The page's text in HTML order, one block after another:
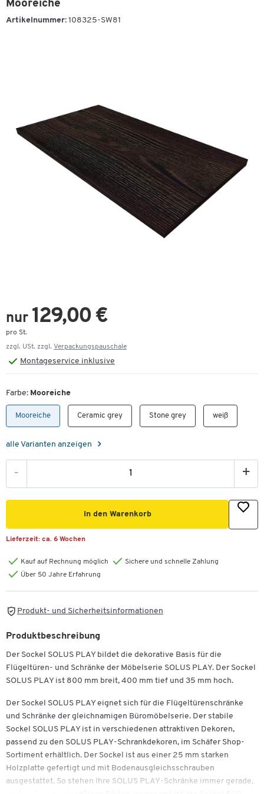
Mooreiche
Artikelnummer: 108325-SW81
nur 129,00 €
pro St.
zzgl. USt. zzgl. Verpackungspauschale
Montageservice inklusive
Farbe: Mooreiche
Mooreiche Ceramic grey Stone grey weiß
alle Varianten anzeigen
- +
In den Warenkorb
Lieferzeit: ca. 6 Wochen
Kauf auf Rechnung möglich
Sichere und schnelle Zahlung
Über 50 Jahre Erfahrung
Produkt- und Sicherheitsinformationen
Produktbeschreibung
Der Sockel SOLUS PLAY bildet die dekorative Basis für die
Flügeltüren- und Schränke der Möbelserie SOLUS PLAY. Der Sockel
SOLUS PLAY ist 800 mm breit, 400 mm tief und 35 mm hoch.
Der Sockel SOLUS PLAY eignet sich für die Flügeltürenschränke
und Schränke der gleichnamigen Büromöbelserie. Der stabile
Sockel SOLUS PLAY ist in verschiedenen attraktiven Dekoren,
passend zu den SOLUS PLAY-Schrankdekoren, im Schäfer Shop-
Sortiment erhältlich. Der Sockel ist aus einer 25 mm starken
Holzplatte gefertigt und mit Bodenausgleichsschrauben
ausgestattet. So stehen Ihre SOLUS PLAY-Schränke immer gerade,